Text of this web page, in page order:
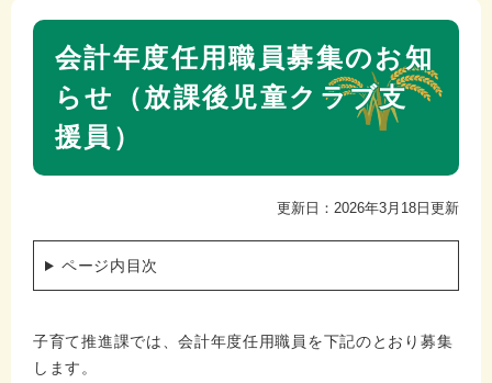
本
会計年度任用職員募集のお知
らせ（放課後児童クラブ支
援員）
更新日：2026年3月18日更新
ページ内目次
子育て推進課では、会計年度任用職員を下記のとおり募集
します。